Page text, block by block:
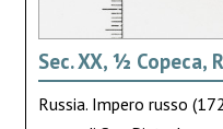
Sec. XX, ½ Copeca,
Russia. Impero russo